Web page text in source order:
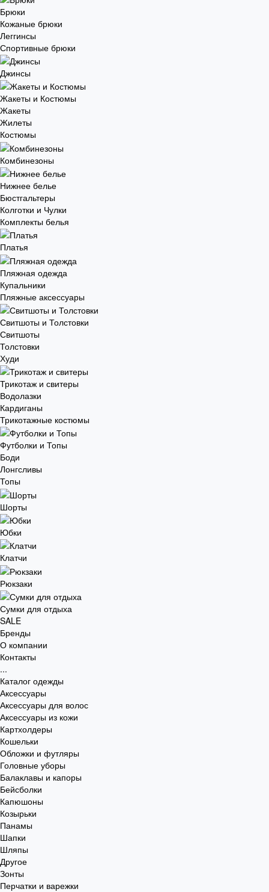
Брюки
Кожаные брюки
Леггинсы
Спортивные брюки
Джинсы
Жакеты и Костюмы
Жакеты
Жилеты
Костюмы
Комбинезоны
Нижнее белье
Бюстгальтеры
Колготки и Чулки
Комплекты белья
Платья
Пляжная одежда
Купальники
Пляжные аксессуары
Свитшоты и Толстовки
Свитшоты
Толстовки
Худи
Трикотаж и свитеры
Водолазки
Кардиганы
Трикотажные костюмы
Футболки и Топы
Боди
Лонгсливы
Топы
Шорты
Юбки
Клатчи
Рюкзаки
Сумки для отдыха
SALE
Бренды
О компании
Контакты
...
Каталог одежды
Аксессуары
Аксессуары для волос
Аксессуары из кожи
Картхолдеры
Кошельки
Обложки и футляры
Головные уборы
Балаклавы и капоры
Бейсболки
Капюшоны
Козырьки
Панамы
Шапки
Шляпы
Другое
Зонты
Перчатки и варежки